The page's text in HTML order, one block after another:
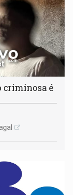
criminosa é